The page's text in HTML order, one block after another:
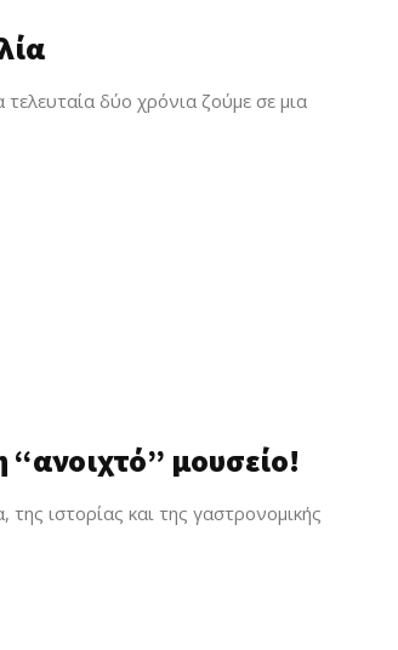
δύο χρόνια ζούμε σε μια
μουσείο!
ιστορίας και της γαστρονομικής